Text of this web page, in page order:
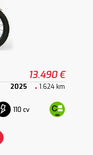
13.490 €
2025 1.624 km
110 cv